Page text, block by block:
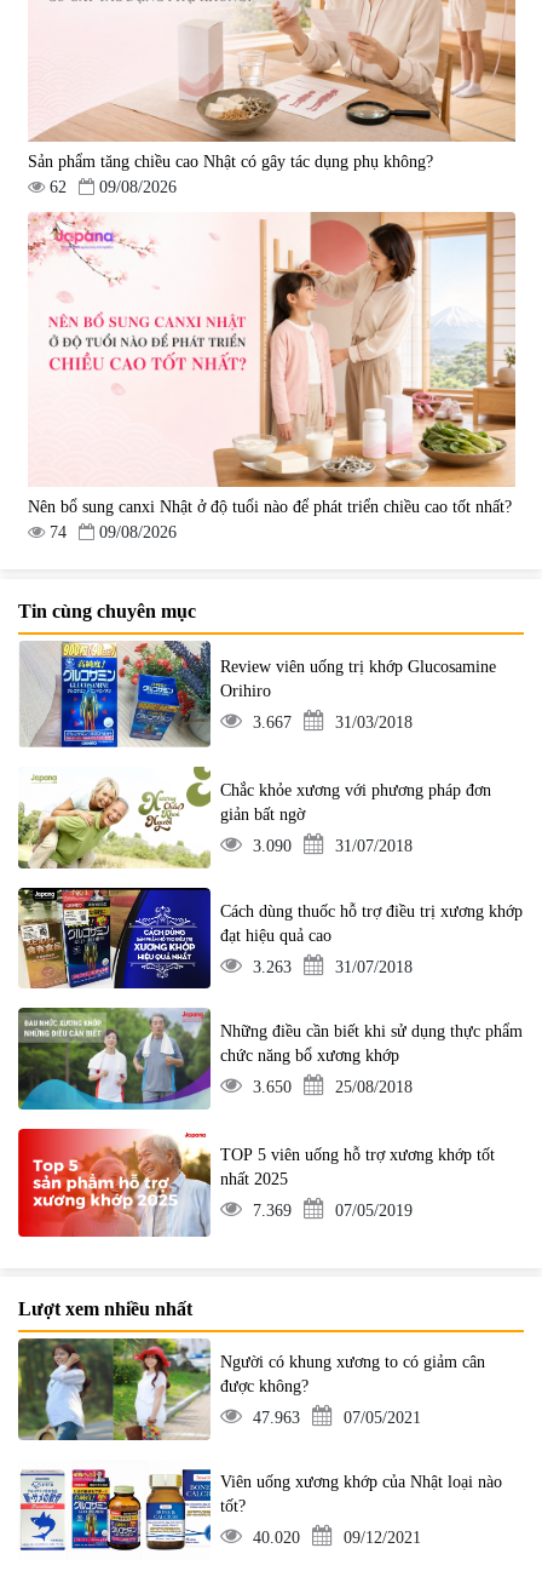
Sản phẩm tăng chiều cao Nhật có gây tác dụng phụ không?
62
09/08/2026
Nên bổ sung canxi Nhật ở độ tuổi nào để phát triển chiều cao tốt nhất?
74
09/08/2026
Tin cùng chuyên mục
Review viên uống trị khớp Glucosamine
Orihiro
3.667
31/03/2018
Chắc khỏe xương với phương pháp đơn
giản bất ngờ
3.090
31/07/2018
Cách dùng thuốc hỗ trợ điều trị xương khớp
đạt hiệu quả cao
3.263
31/07/2018
Những điều cần biết khi sử dụng thực phẩm
chức năng bổ xương khớp
3.650
25/08/2018
TOP 5 viên uống hỗ trợ xương khớp tốt
nhất 2025
7.369
07/05/2019
Lượt xem nhiều nhất
Người có khung xương to có giảm cân
được không?
47.963
07/05/2021
Viên uống xương khớp của Nhật loại nào
tốt?
40.020
09/12/2021